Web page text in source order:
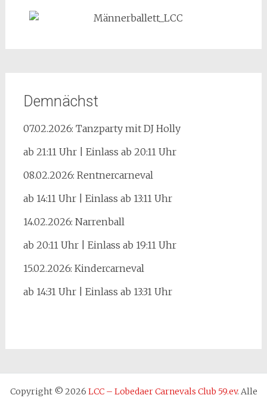
Demnächst
07.02.2026: Tanzparty mit DJ Holly
ab 21:11 Uhr | Einlass ab 20:11 Uhr
08.02.2026: Rentnercarneval
ab 14:11 Uhr | Einlass ab 13:11 Uhr
14.02.2026: Narrenball
ab 20:11 Uhr | Einlass ab 19:11 Uhr
15.02.2026: Kindercarneval
ab 14:31 Uhr | Einlass ab 13:31 Uhr
Copyright © 2026 LCC – Lobedaer Carnevals Club 59.ev. Alle